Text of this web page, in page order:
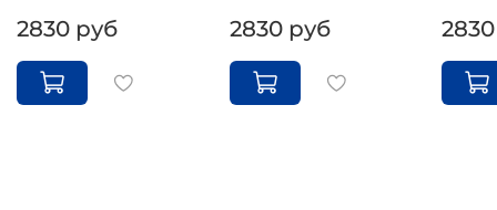
2830 руб 2830 руб